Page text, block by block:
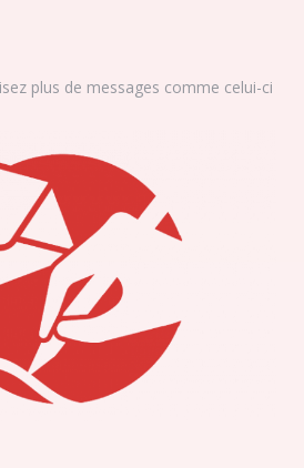
plus de messages comme celui-ci